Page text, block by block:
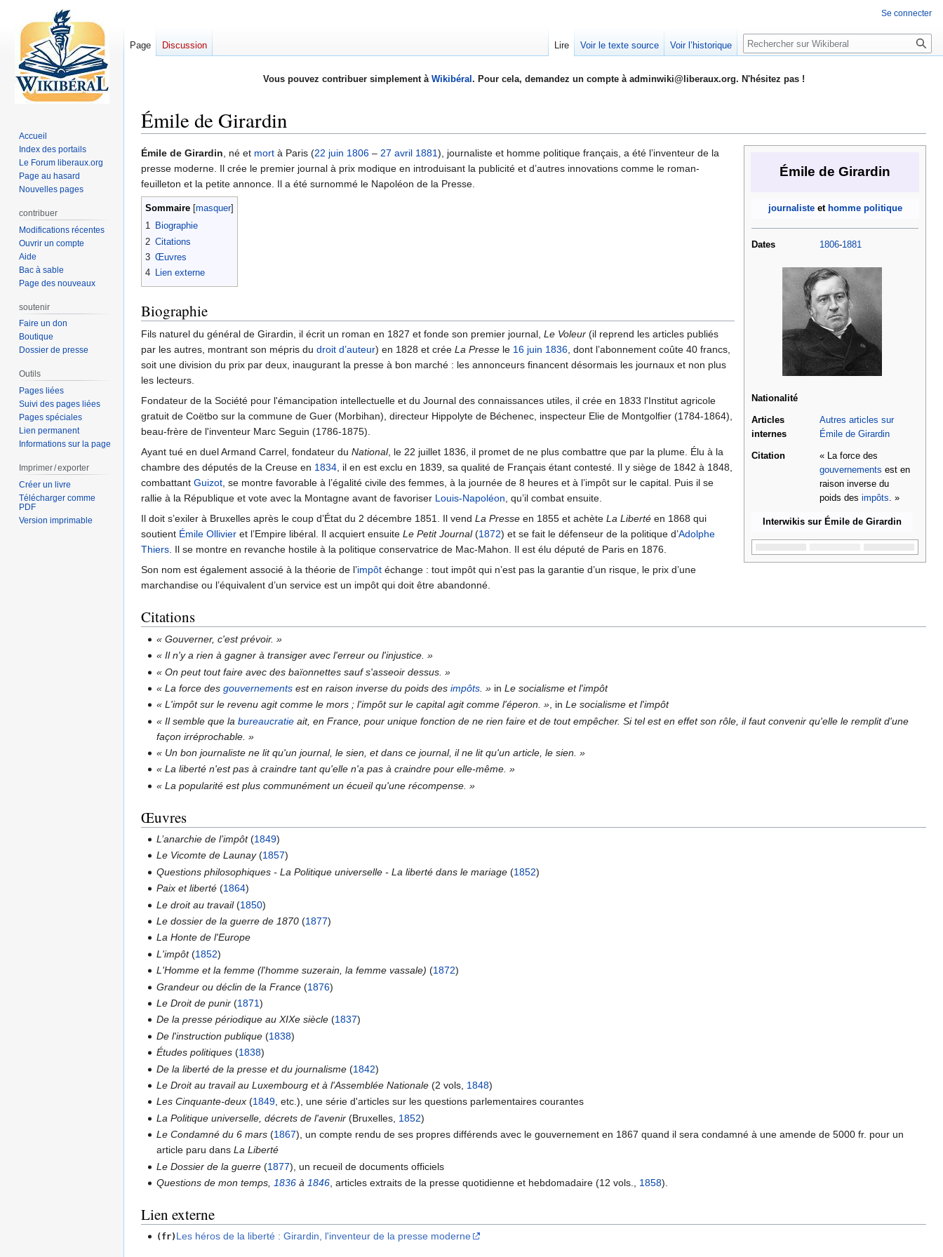
Vous pouvez contribuer simplement à Wikibéral . Pour cela, demandez un compte à adminwiki@liberaux.org. N'hésitez pas !
Émile de Girardin
Aller
à
la
navigation
Aller
à
la
recherche
Émile de Girardin
journalisteet homme politique
Dates 1806-1881
Nationalité
Articles
internes
Autres articles sur
Émile de Girardin
Citation
« La force des
gouvernements est en
raison inverse du
poids des impôts. »
Interwikis sur Émile de Girardin
Émile de Girardin, né et mort à Paris (22 juin 1806 – 27 avril 1881), journaliste et homme politique français, a été l’inventeur de la
presse moderne. Il crée le premier journal à prix modique en introduisant la publicité et d’autres innovations comme le roman-
feuilleton et la petite annonce. Il a été surnommé le Napoléon de la Presse.
Sommaire
1 Biographie
2 Citations
3 Œuvres
4 Lien externe
Biographie
Fils naturel du général de Girardin, il écrit un roman en 1827 et fonde son premier journal, Le Voleur (il reprend les articles publiés
par les autres, montrant son mépris du droit d’auteur) en 1828 et crée La Presse le 16 juin 1836, dont l’abonnement coûte 40 francs,
soit une division du prix par deux, inaugurant la presse à bon marché : les annonceurs financent désormais les journaux et non plus
les lecteurs.
Fondateur de la Société pour l'émancipation intellectuelle et du Journal des connaissances utiles, il crée en 1833 l'Institut agricole
gratuit de Coëtbo sur la commune de Guer (Morbihan), directeur Hippolyte de Béchenec, inspecteur Elie de Montgolfier (1784-1864),
beau-frère de l'inventeur Marc Seguin (1786-1875).
Ayant tué en duel Armand Carrel, fondateur du National, le 22 juillet 1836, il promet de ne plus combattre que par la plume. Élu à la
chambre des députés de la Creuse en 1834, il en est exclu en 1839, sa qualité de Français étant contesté. Il y siège de 1842 à 1848,
combattant Guizot, se montre favorable à l’égalité civile des femmes, à la journée de 8 heures et à l’impôt sur le capital. Puis il se
rallie à la République et vote avec la Montagne avant de favoriser Louis-Napoléon, qu’il combat ensuite.
Il doit s’exiler à Bruxelles après le coup d’État du 2 décembre 1851. Il vend La Presse en 1855 et achète La Liberté en 1868 qui
soutient Émile Ollivier et l’Empire libéral. Il acquiert ensuite Le Petit Journal(1872) et se fait le défenseur de la politique d’Adolphe
Thiers. Il se montre en revanche hostile à la politique conservatrice de Mac-Mahon. Il est élu député de Paris en 1876.
Son nom est également associé à la théorie de l’impôt échange : tout impôt qui n’est pas la garantie d’un risque, le prix d’une
marchandise ou l’équivalent d’un service est un impôt qui doit être abandonné.
Citations
« Gouverner, c'est prévoir. »
« Il n'y a rien à gagner à transiger avec l'erreur ou l'injustice. »
« On peut tout faire avec des baïonnettes sauf s'asseoir dessus. »
« La force desgouvernements est en raison inverse du poids desimpôts . » inLe socialisme et l'impôt
« L'impôt sur le revenu agit comme le mors ; l'impôt sur le capital agit comme l'éperon. », inLe socialisme et l'impôt
« Il semble que labureaucratie ait, en France, pour unique fonction de ne rien faire et de tout empêcher. Si tel est en effet son rôle, il faut convenir qu'elle le remplit d'une
façon irréprochable. »
« Un bon journaliste ne lit qu'un journal, le sien, et dans ce journal, il ne lit qu'un article, le sien. »
« La liberté n'est pas à craindre tant qu'elle n'a pas à craindre pour elle-même. »
« La popularité est plus communément un écueil qu'une récompense. »
Œuvres
L’anarchie de l’impôt(1849)
Le Vicomte de Launay(1857)
Questions philosophiques - La Politique universelle - La liberté dans le mariage (1852)
Paix et liberté (1864)
Le droit au travail(1850)
Le dossier de la guerre de 1870 (1877)
La Honte de l'Europe
L'impôt(1852)
L'Homme et la femme (l'homme suzerain, la femme vassale) (1872)
Grandeur ou déclin de la France (1876)
Le Droit de punir (1871)
De la presse périodique au XIXe siècle (1837)
De l'instruction publique (1838)
Études politiques (1838)
De la liberté de la presse et du journalisme (1842)
Le Droit au travail au Luxembourg et à l'Assemblée Nationale (2 vols, 1848)
Les Cinquante-deux (1849, etc.), une série d'articles sur les questions parlementaires courantes
La Politique universelle, décrets de l'avenir (Bruxelles, 1852)
Le Condamné du 6 mars (1867), un compte rendu de ses propres différends avec le gouvernement en 1867 quand il sera condamné à une amende de 5000 fr. pour un
article paru dansLa Liberté
Le Dossier de la guerre (1877), un recueil de documents officiels
Questions de mon temps,
1836 à 1846 , articles extraits de la presse quotidienne et hebdomadaire (12 vols., 1858).
Lien externe
(fr) Les héros de la liberté : Girardin, l'inventeur de la presse moderne
Se connecter
Page Discussion Lire Voir le texte source Voir l’historique Rechercher
Accueil
Index des portails
Le Forum liberaux.org
Page au hasard
Nouvelles pages
contribuer
Modifications récentes
Ouvrir un compte
Aide
Bac à sable
Page des nouveaux
soutenir
Faire un don
Boutique
Dossier de presse
Outils
Pages liées
Suivi des pages liées
Pages spéciales
Lien permanent
Informations sur la page
Imprimer / exporter
Créer un livre
Télécharger comme
PDF
Version imprimable